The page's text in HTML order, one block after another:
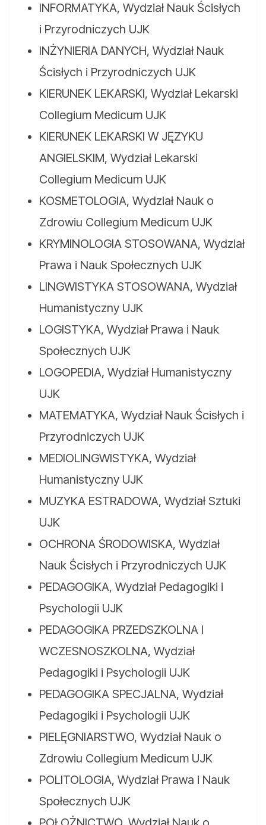
INFORMATYKA, Wydział Nauk Ścisłych
i Przyrodniczych UJK
INŻYNIERIA DANYCH, Wydział Nauk
Ścisłych i Przyrodniczych UJK
KIERUNEK LEKARSKI, Wydział Lekarski
Collegium Medicum UJK
KIERUNEK LEKARSKI W JĘZYKU
ANGIELSKIM, Wydział Lekarski
Collegium Medicum UJK
KOSMETOLOGIA, Wydział Nauk o
Zdrowiu Collegium Medicum UJK
KRYMINOLOGIA STOSOWANA, Wydział
Prawa i Nauk Społecznych UJK
LINGWISTYKA STOSOWANA, Wydział
Humanistyczny UJK
LOGISTYKA, Wydział Prawa i Nauk
Społecznych UJK
LOGOPEDIA, Wydział Humanistyczny
UJK
MATEMATYKA, Wydział Nauk Ścisłych i
Przyrodniczych UJK
MEDIOLINGWISTYKA, Wydział
Humanistyczny UJK
MUZYKA ESTRADOWA, Wydział Sztuki
UJK
OCHRONA ŚRODOWISKA, Wydział
Nauk Ścisłych i Przyrodniczych UJK
PEDAGOGIKA, Wydział Pedagogiki i
Psychologii UJK
PEDAGOGIKA PRZEDSZKOLNA I
WCZESNOSZKOLNA, Wydział
Pedagogiki i Psychologii UJK
PEDAGOGIKA SPECJALNA, Wydział
Pedagogiki i Psychologii UJK
PIELĘGNIARSTWO, Wydział Nauk o
Zdrowiu Collegium Medicum UJK
POLITOLOGIA, Wydział Prawa i Nauk
Społecznych UJK